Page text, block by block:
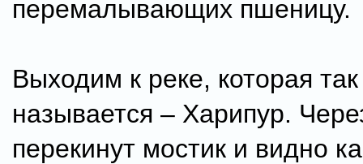
перемалывающих пшеницу.
Выходим к реке, которая
называется – Харипур.
перекинут мостик и видно